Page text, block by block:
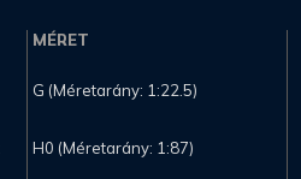
MÉRET
G (Méretarány: 1:22.5)
H0 (Méretarány: 1:87)